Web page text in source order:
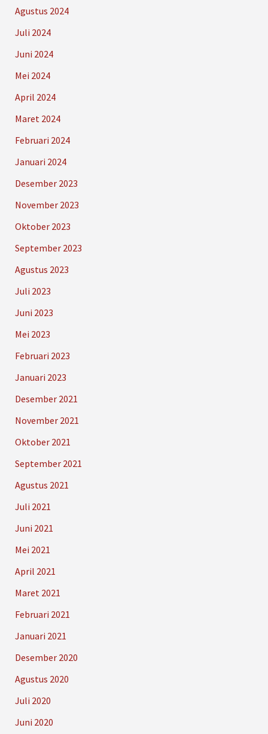
Agustus 2024
Juli 2024
Juni 2024
Mei 2024
April 2024
Maret 2024
Februari 2024
Januari 2024
Desember 2023
November 2023
Oktober 2023
September 2023
Agustus 2023
Juli 2023
Juni 2023
Mei 2023
Februari 2023
Januari 2023
Desember 2021
November 2021
Oktober 2021
September 2021
Agustus 2021
Juli 2021
Juni 2021
Mei 2021
April 2021
Maret 2021
Februari 2021
Januari 2021
Desember 2020
Agustus 2020
Juli 2020
Juni 2020